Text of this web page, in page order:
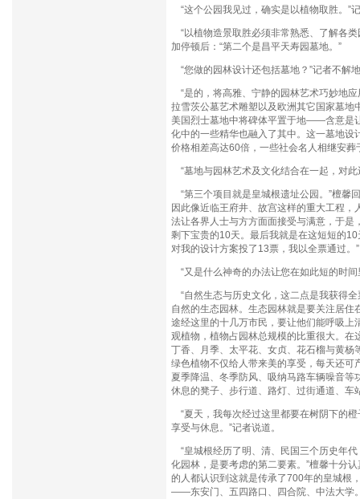
“这个公园我见过，确实是以植物取胜。”
“以植物造景取胜必须非常熟悉、了解各
加停顿后：“第二个是昌平天寿园墓地。”
“您做的园林设计还包括墓地？”记者不解
“是的，将高雅、宁静的园林艺术巧妙地
拉雪茨公墓艺术雕塑以及欧洲其它国家墓
美国烈士墓地中将碑体平置于地——含意是
化中的一些精华也融入了其中。这一墓地
价格相差高达60倍，一些社会名人相继安
“墓地与园林艺术及文化结合在一起，对此
“第三个项目就是皇城根遗址公园。”檀馨
因此像近临王府井、故宫这样的重大工程
法让各界人士与方方面面接受与满意，于
剩下宝贵的10天。最后我就是在这短短的
对我的设计方案投了13票，我以全票通过。”
“又是什么神奇的办法让您在如此短的时
“自然生态与历史文化，这二点是我获得
自然的生态园林。生态园林就是要关注居
途经这里的十几万市民，要让他们能呼吸上
观植物，植物占园林总规模的比重很大。
丁香、月季、太平花、女贞、花石榴与黄
绿色植物不仅给人带来美的享受，每天还
夏季降温、冬季防风、吸纳马路车辆噪音
休息的凳子、步行道、路灯、过街通道、车
“夏天，我每次经过这里都要在树阴下的
享受与休息。”记者说道。
“皇城根经历了明、清、民国三个历史年
化园林，是要考虑的第二要素。”檀馨十分
的人都认识到这就是传承了700年的皇城根
——东安门、五四路口、四合院、中法大学